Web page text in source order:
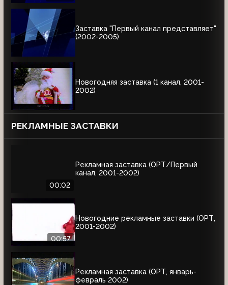
Заставка "Первый канал представляет"
(2002-2005)
Новогодняя заставка (1 канал, 2001-
2002)
РЕКЛАМНЫЕ ЗАСТАВКИ
00:02
Рекламная заставка (ОРТ/Первый
канал, 2001-2002)
00:57
Новогодние рекламные заставки (ОРТ,
2001-2002)
Рекламная заставка (ОРТ, январь-
февраль 2002)